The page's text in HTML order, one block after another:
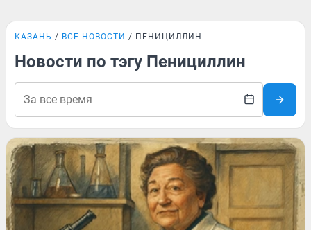
КАЗАНЬ ВСЕ НОВОСТИ ПЕНИЦИЛЛИН
Новости по тэгу Пенициллин